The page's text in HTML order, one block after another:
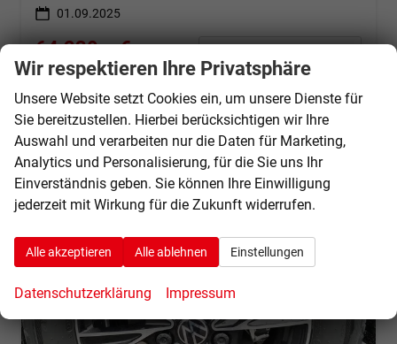
01.09.2025
64.230,– €
incl. 19% MwSt.
CO -Klasse: F
CO2-Emissionen:171,00 g/km
Wir respektieren Ihre Privatsphäre
Unsere Website setzt Cookies ein, um unsere Dienste für
Sie bereitzustellen. Hierbei berücksichtigen wir Ihre
Auswahl und verarbeiten nur die Daten für Marketing,
Analytics und Personalisierung, für die Sie uns Ihr
Einverständnis geben. Sie können Ihre Einwilligung
jederzeit mit Wirkung für die Zukunft widerrufen.
Alle akzeptieren Alle ablehnen Einstellungen
Datenschutzerklärung Impressum